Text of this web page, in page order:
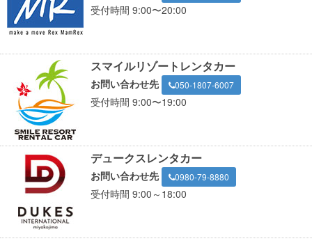
受付時間 9:00〜20:00
スマイルリゾートレンタカー
お問い合わせ先 050-1807-6007
受付時間 9:00〜19:00
デュークスレンタカー
お問い合わせ先 0980-79-8880
受付時間 9:00～18:00